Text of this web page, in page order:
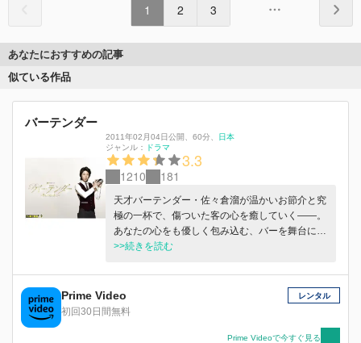
1 2 3
あなたにおすすめの記事
似ている作品
バーテンダー
2011年02月04日公開、 60分、 日本
ジャンル：
ドラマ
3.3
1210 181
天才バーテンダー・佐々倉溜が温かいお節介と究
極の一杯で、傷ついた客の心を癒していく――。
あなたの心をも優しく包み込む、バーを舞台にし
た“大人のエンターテインメント”。
>>続きを読む
Prime Video
初回30日間無料
レンタル
Prime Videoで今すぐ見る